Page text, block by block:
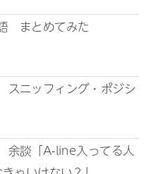
まとめてみた
ニッフィング・ポジシ
余談「A-line入ってる人